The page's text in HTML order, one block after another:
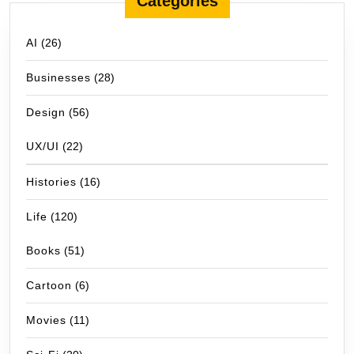
AI (26)
Businesses (28)
Design (56)
UX/UI (22)
Histories (16)
Life (120)
Books (51)
Cartoon (6)
Movies (11)